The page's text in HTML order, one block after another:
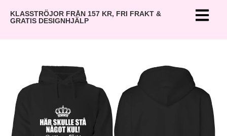
KLASSTRÖJOR FRÅN 157 KR, FRI FRAKT &
GRATIS DESIGNHJÄLP